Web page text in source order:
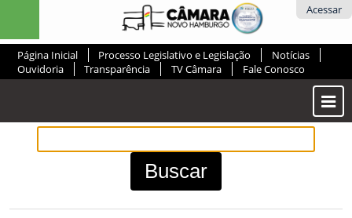
Acessar
Página Inicial Processo Legislativo e Legislação
Notícias
Ouvidoria
Transparência TV Câmara Fale Conosco
ou